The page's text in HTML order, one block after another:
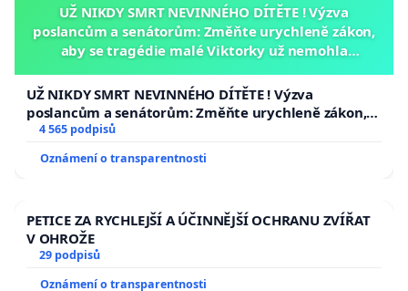
UŽ NIKDY SMRT NEVINNÉHO DÍTĚTE ! Výzva
poslancům a senátorům: Změňte urychleně zákon,
aby se tragédie malé Viktorky už nemohla
UŽ NIKDY SMRT NEVINNÉHO DÍTĚTE ! Výzva
poslancům a senátorům: Změňte urychleně zákon,
aby se tragédie malé Viktorky už nemohla opakovat!
4 565 podpisů
Oznámení o transparentnosti
PETICE ZA RYCHLEJŠÍ A ÚČINNĚJŠÍ OCHRANU ZVÍŘAT
V OHROŽE
29 podpisů
Oznámení o transparentnosti